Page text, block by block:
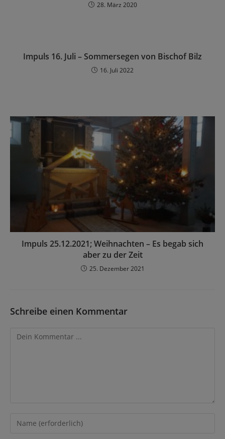
28. März 2020
Impuls 16. Juli – Sommersegen von Bischof Bilz
16. Juli 2022
Impuls 25.12.2021; Weihnachten – Es begab sich
aber zu der Zeit
25. Dezember 2021
Schreibe einen Kommentar